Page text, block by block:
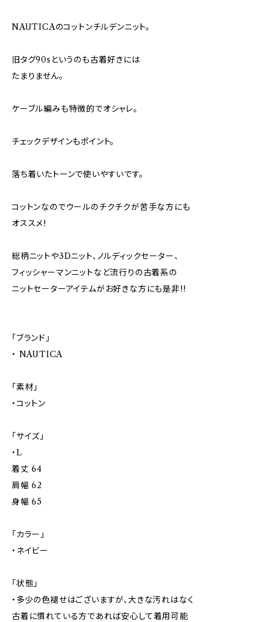
NAUTICAのコットンチルデンニット。
旧タグ90sというのも古着好きには
たまりません。
ケーブル編みも特徴的でオシャレ。
チェックデザインもポイント。
落ち着いたトーンで使いやすいです。
コットンなのでウールのチクチクが苦手な方にも
オススメ!
総柄ニットや3Dニット、ノルディックセーター、
フィッシャーマンニットなど流行りの古着系の
ニットセーターアイテムがお好きな方にも是非!!
「ブランド」
・ NAUTICA
「素材」
・コットン
「サイズ」
・L
着丈 64
肩幅 62
身幅 65
「カラー」
・ネイビー
「状態」
・多少の色褪せはございますが、大きな汚れはなく
古着に慣れている方であれば安心して着用可能